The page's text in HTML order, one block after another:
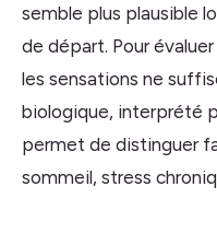
semble plus plausible
de départ. Pour
les sensations ne
biologique, interprété
permet de distinguer
sommeil, stress